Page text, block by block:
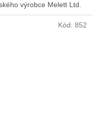
výrobce Melett Ltd.
Kód: 852